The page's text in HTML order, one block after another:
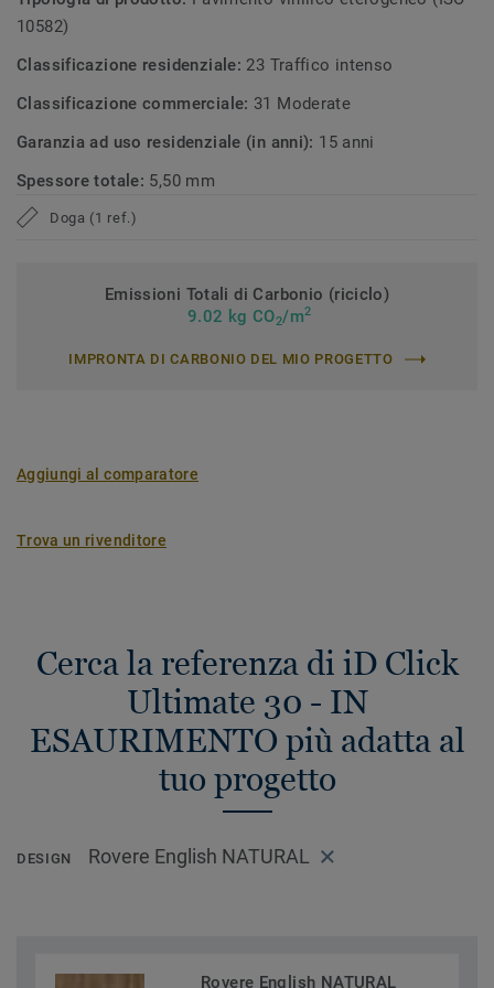
10582)
Classificazione residenziale: 23 Traffico intenso
Classificazione commerciale: 31 Moderate
Garanzia ad uso residenziale (in anni): 15 anni
Spessore totale: 5,50 mm
Doga (1 ref.)
Emissioni Totali di Carbonio (riciclo)
9.02 kg CO2/m2
IMPRONTA DI CARBONIO DEL MIO PROGETTO
Aggiungi al comparatore
Trova un rivenditore
Cerca la referenza di iD Click
Ultimate 30 - IN
ESAURIMENTO più adatta al
tuo progetto
DESIGN Rovere English NATURAL
Rovere English NATURAL